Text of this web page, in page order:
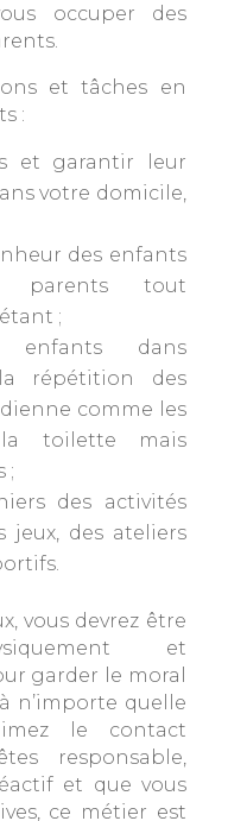
occuper des
et tâches en
:
et garantir leur
votre domicile,
des enfants
parents tout
;
enfants dans
la répétition des
comme les
la toilette mais
;
des activités
jeux, des ateliers
vous devrez être
et
garder le moral
n’importe quelle
le contact
responsable,
et que vous
ce métier est